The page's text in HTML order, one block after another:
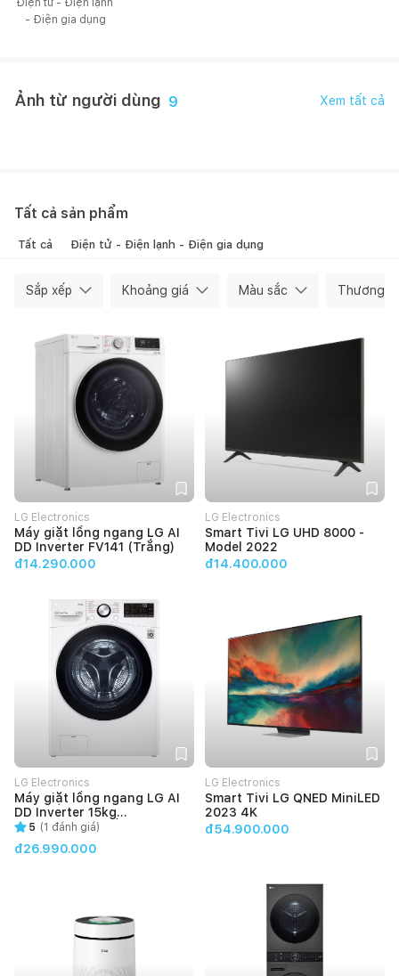
Điện tử - Điện lạnh
- Điện gia dụng
Ảnh từ người dùng 9 Xem tất cả
Happynest
Tất cả sản phẩm
Tất cả Điện tử - Điện lạnh - Điện gia dụng
Sắp xếp Khoảng giá Màu sắc Thương
LG Electronics
Máy giặt lồng ngang LG AI
DD Inverter FV141 (Trắng)
đ14.290.000
LG Electronics
Smart Tivi LG UHD 8000 -
Model 2022
đ14.400.000
LG Electronics
Máy giặt lồng ngang LG AI
DD Inverter 15kg
F2515STGW (Trắng)
5 (1 đánh giá)
đ26.990.000
LG Electronics
Smart Tivi LG QNED MiniLED
2023 4K
đ54.900.000